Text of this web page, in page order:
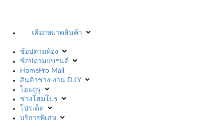
เลือกหมวดสินค้า
ช้อปตามห้อง
ช้อปตามแบรนด์
HomePro Mall
สินค้าช่าง-งาน D.I.Y
โฮมกูรู
ช่างโฮมโปร
โปรเด็ด
บริการพิเศษ